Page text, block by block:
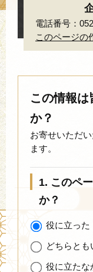
電話番号：
このページの
この情報は
か？
お寄せいただ
ます。
1. このペ
か？
役に立った
どちらとも
役に立たな